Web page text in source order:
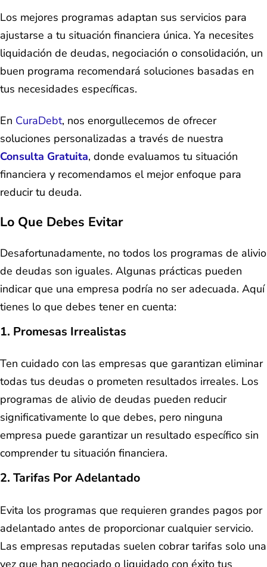
Los mejores programas adaptan sus servicios para
ajustarse a tu situación financiera única. Ya necesites
liquidación de deudas, negociación o consolidación, un
buen programa recomendará soluciones basadas en
tus necesidades específicas.
En CuraDebt, nos enorgullecemos de ofrecer
soluciones personalizadas a través de nuestra
Consulta Gratuita, donde evaluamos tu situación
financiera y recomendamos el mejor enfoque para
reducir tu deuda.
Lo Que Debes Evitar
Desafortunadamente, no todos los programas de alivio
de deudas son iguales. Algunas prácticas pueden
indicar que una empresa podría no ser adecuada. Aquí
tienes lo que debes tener en cuenta:
1. Promesas Irrealistas
Ten cuidado con las empresas que garantizan eliminar
todas tus deudas o prometen resultados irreales. Los
programas de alivio de deudas pueden reducir
significativamente lo que debes, pero ninguna
empresa puede garantizar un resultado específico sin
comprender tu situación financiera.
2. Tarifas Por Adelantado
Evita los programas que requieren grandes pagos por
adelantado antes de proporcionar cualquier servicio.
Las empresas reputadas suelen cobrar tarifas solo una
vez que han negociado o liquidado con éxito tus